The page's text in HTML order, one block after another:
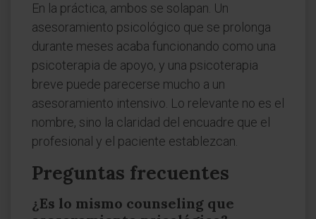
En la práctica, ambos se solapan. Un
asesoramiento psicológico que se prolonga
durante meses acaba funcionando como una
psicoterapia de apoyo, y una psicoterapia
breve puede parecerse mucho a un
asesoramiento intensivo. Lo relevante no es el
nombre, sino la claridad del encuadre que el
profesional y el paciente establezcan.
Preguntas frecuentes
¿Es lo mismo counseling que